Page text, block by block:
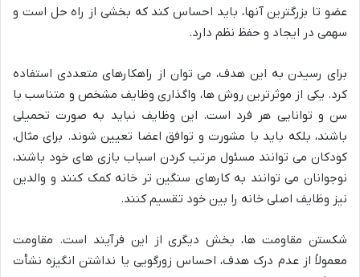
عضو تا بزرگترین آنها، باید احساس کند که بخشی از راه حل است و
سهمی در ایجاد و حفظ نظم دارد.
برای رسیدن به این هدف، می توان از راهکارهای متعددی استفاده
کرد. یکی از موثرترین روش ها، واگذاری وظایف مشخص و متناسب با
سن و توانایی هر فرد است. این وظایف نباید به صورت تحمیلی
باشند، بلکه باید با مشورت و توافق اعضا تعیین شوند. برای مثال،
کودکان می توانند مسئول مرتب کردن اسباب بازی های خود باشند،
نوجوانان می توانند به کارهای سنگین تر خانه کمک کنند و والدین
نیز وظایف اصلی خانه را بین خود تقسیم کنند.
شکستن مقاومت ها، بخش دیگری از این فرآیند است. مقاومت
معمولاً از عدم درک هدف، احساس زورگویی یا نداشتن انگیزه نشأت